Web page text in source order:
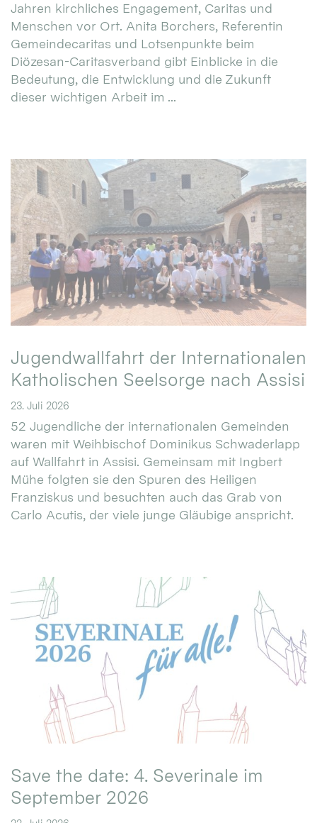
Jahren kirchliches Engagement, Caritas und
Menschen vor Ort. Anita Borchers, Referentin
Gemeindecaritas und Lotsenpunkte beim
Diözesan-Caritasverband gibt Einblicke in die
Bedeutung, die Entwicklung und die Zukunft
dieser wichtigen Arbeit im ...
Jugendwallfahrt der Internationalen
Katholischen Seelsorge nach Assisi
23. Juli 2026
52 Jugendliche der internationalen Gemeinden
waren mit Weihbischof Dominikus Schwaderlapp
auf Wallfahrt in Assisi. Gemeinsam mit Ingbert
Mühe folgten sie den Spuren des Heiligen
Franziskus und besuchten auch das Grab von
Carlo Acutis, der viele junge Gläubige anspricht.
Save the date: 4. Severinale im
September 2026